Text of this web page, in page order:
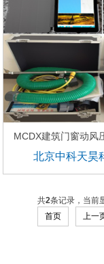
MCDX建筑门窗动风
北京中科天昊
共2条记录，当前
首页
上一